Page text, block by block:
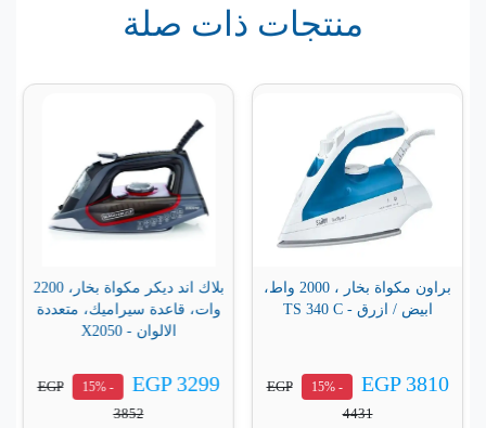
منتجات ذات صلة
براون مكواة بخار ، 2000 واط،
ابيض / ازرق - TS 340 C
EGP 3810
- 15%
EGP
4431
بلاك اند ديكر مكواة بخار، 2200
وات، قاعدة سيراميك، متعددة
الالوان - X2050
EGP 3299
- 15%
EGP
3852